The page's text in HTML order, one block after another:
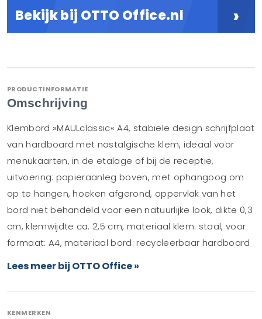
Bekijk bij OTTO Office.nl ›
PRODUCTINFORMATIE
Omschrijving
Klembord »MAULclassic« A4, stabiele design schrijfplaat
van hardboard met nostalgische klem, ideaal voor
menukaarten, in de etalage of bij de receptie,
uitvoering: papieraanleg boven, met ophangoog om
op te hangen, hoeken afgerond, oppervlak van het
bord niet behandeld voor een natuurlijke look, dikte 0,3
cm, klemwijdte ca. 2,5 cm, materiaal klem: staal, voor
formaat: A4, materiaal bord: recycleerbaar hardboard
Lees meer bij OTTO Office »
KENMERKEN